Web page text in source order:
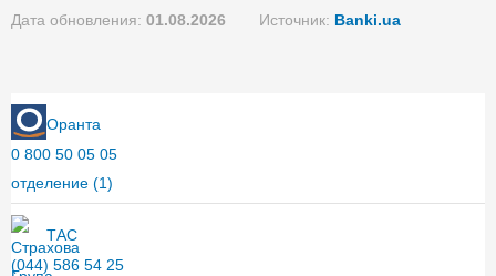
Дата обновления: 01.08.2026 Источник: Banki.ua
Оранта
0 800 50 05 05
отделение (1)
ТАС
(044) 586 54 25